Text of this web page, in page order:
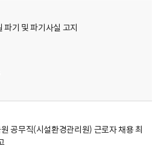
파기 및 파기사실 고지
공무직(시설환경관리원) 근로자 채용 최